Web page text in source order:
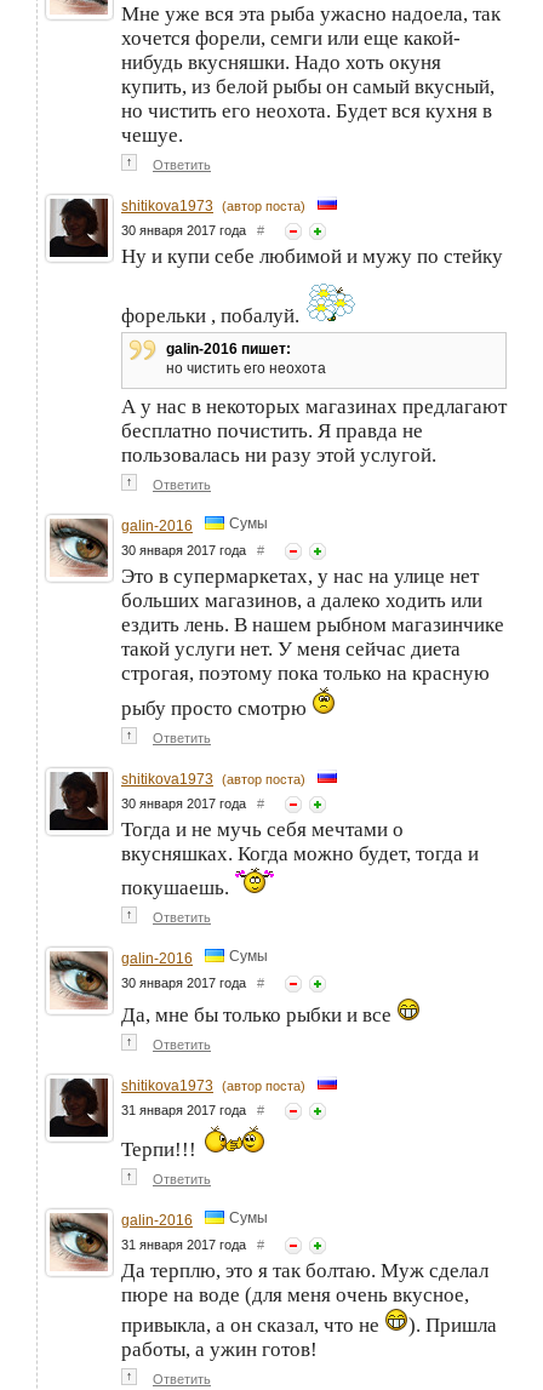
Мне уже вся эта рыба ужасно надоела, так
хочется форели, семги или еще какой-
нибудь вкусняшки. Надо хоть окуня
купить, из белой рыбы он самый вкусный,
но чистить его неохота. Будет вся кухня в
чешуе.
↑ Ответить
shitikova1973 (автор поста)
30 января 2017 года #
Ну и купи себе любимой и мужу по стейку
форельки , побалуй.
galin-2016 пишет:
но чистить его неохота
А у нас в некоторых магазинах предлагают
бесплатно почистить. Я правда не
пользовалась ни разу этой услугой.
↑ Ответить
galin-2016 Сумы
30 января 2017 года #
Это в супермаркетах, у нас на улице нет
больших магазинов, а далеко ходить или
ездить лень. В нашем рыбном магазинчике
такой услуги нет. У меня сейчас диета
строгая, поэтому пока только на красную
рыбу просто смотрю
↑ Ответить
shitikova1973 (автор поста)
30 января 2017 года #
Тогда и не мучь себя мечтами о
вкусняшках. Когда можно будет, тогда и
покушаешь.
↑ Ответить
galin-2016 Сумы
30 января 2017 года #
Да, мне бы только рыбки и все
↑ Ответить
shitikova1973 (автор поста)
31 января 2017 года #
Терпи!!!
↑ Ответить
galin-2016 Сумы
31 января 2017 года #
Да терплю, это я так болтаю. Муж сделал
пюре на воде (для меня очень вкусное,
привыкла, а он сказал, что не
). Пришла
работы, а ужин готов!
↑ Ответить